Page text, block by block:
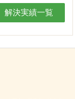
解決実績一覧